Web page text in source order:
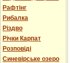
Рафтінг
Рибалка
Різдво
Річки Карпат
Розповіді
Синевірське озеро